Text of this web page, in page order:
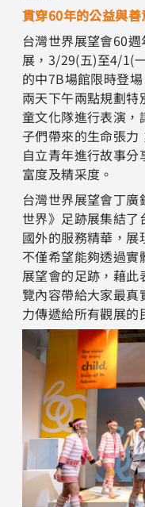
貫穿60年的公益與
台灣世界展望會60
展，3/29(五)至4/1(
的中7B場館限時登
兩天下午兩點規劃特
童文化隊進行表演
子們帶來的生命張力
自立青年進行故事
富度及精采度。
台灣世界展望會丁
世界》足跡展集結了
國外的服務精華，展
不僅希望能夠透過
展望會的足跡，藉
覽內容帶給大家最
力傳遞給所有觀展的